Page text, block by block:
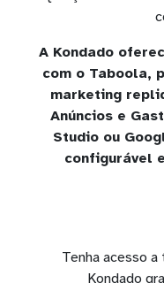
A Kondado
com o Taboola,
marketing
Anúncios e
Studio ou
configurável
Tenha acesso
Kondado